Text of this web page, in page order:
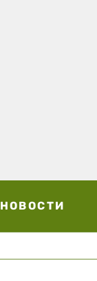
НОВОСТИ